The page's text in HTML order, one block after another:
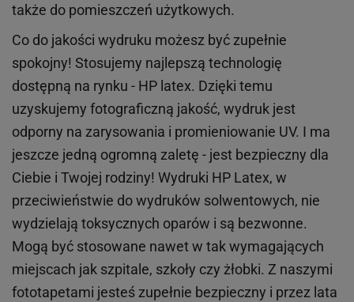
także do pomieszczeń użytkowych.
Co do jakości wydruku możesz być zupełnie
spokojny! Stosujemy najlepszą technologię
dostępną na rynku - HP latex. Dzięki temu
uzyskujemy fotograficzną jakość, wydruk jest
odporny na zarysowania i promieniowanie UV. I ma
jeszcze jedną ogromną zaletę - jest bezpieczny dla
Ciebie i Twojej rodziny! Wydruki HP Latex, w
przeciwieństwie do wydruków solwentowych, nie
wydzielają toksycznych oparów i są bezwonne.
Mogą być stosowane nawet w tak wymagających
miejscach jak szpitale, szkoły czy żłobki. Z naszymi
fototapetami jesteś zupełnie bezpieczny i przez lata